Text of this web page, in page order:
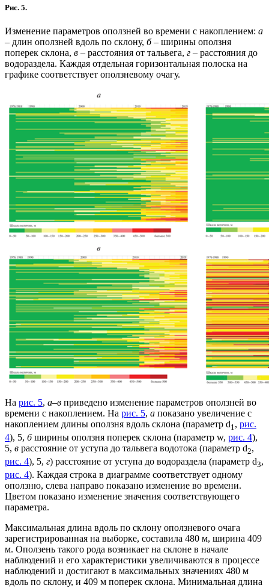
Рис. 5.
Изменение параметров оползней во времени с накоплением: а
– длин оползней вдоль по склону, б– ширины оползня
поперек склона, в – расстояния от тальвега, г – расстояния до
водораздела. Каждая отдельная горизонтальная полоска на
графике соответствует оползневому очагу.
На рис. 5, а–в приведено изменение параметров оползней во
времени с накоплением. На рис. 5, а показано увеличение с
накоплением длины оползня вдоль склона (параметр d1, рис.
4), 5, бширины оползня поперек склона (параметр w, рис. 4),
5, в расстояние от уступа до тальвега водотока (параметр d2,
рис. 4), 5, г) расстояние от уступа до водораздела (параметр d3,
рис. 4). Каждая строка в диаграмме соответствует одному
оползню, слева направо показано изменение во времени.
Цветом показано изменение значения соответствующего
параметра.
Максимальная длина вдоль по склону оползневого очага
зарегистрированная на выборке, составила 480 м, ширина 409
м. Оползень такого рода возникает на склоне в начале
наблюдений и его характеристики увеличиваются в процессе
наблюдений и достигают в максимальных значениях 480 м
вдоль по склону, и 409 м поперек склона. Минимальная длина